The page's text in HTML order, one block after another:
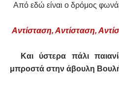
Από εδώ είναι ο δρόμος
Αντίσταση, Αντίσταση,
Και ύστερα πάλι
μπροστά στην άβουλη